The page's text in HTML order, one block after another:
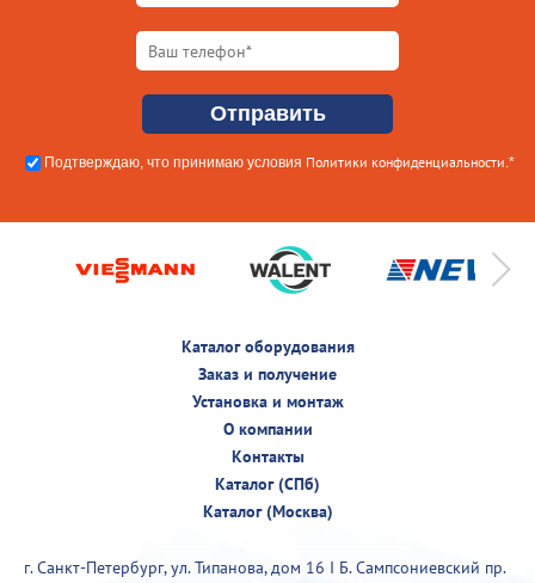
Подтверждаю, что принимаю условия Политики конфиденциальности .*
Каталог оборудования
Заказ и получение
Установка и монтаж
О компании
Контакты
Каталог (СПб)
Каталог (Москва)
г. Санкт-Петербург, ул. Типанова, дом 16 I Б. Сампсониевский пр.